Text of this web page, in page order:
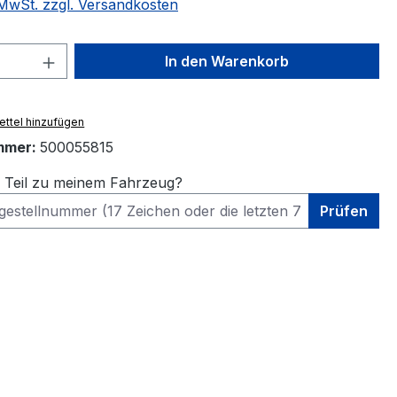
zzgl. Versandkosten
Anzahl: Gib den gewünschten Wert
In den Warenkorb
hinzufügen
500055815
Teil zu meinem Fahrzeug?
Prüfen